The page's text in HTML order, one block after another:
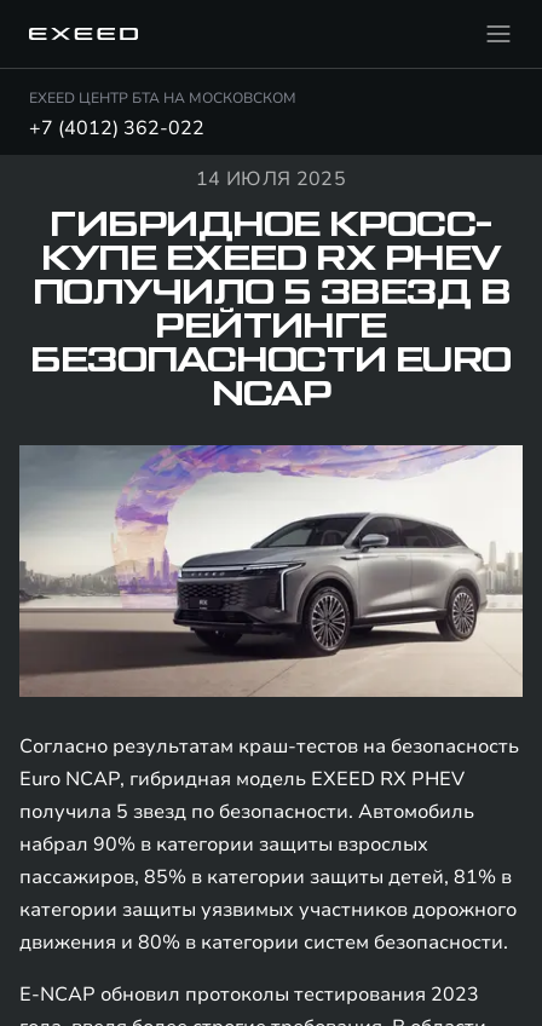
EXEED ЦЕНТР БТА НА МОСКОВСКОМ
+7 (4012) 362-022
14 ИЮЛЯ 2025
ГИБРИДНОЕ КРОСС-
КУПЕ EXEED RX PHEV
ПОЛУЧИЛО 5 ЗВЕЗД В
РЕЙТИНГЕ
БЕЗОПАСНОСТИ EURO
NCAP
Согласно результатам краш-тестов на безопасность
Euro NCAP, гибридная модель EXEED RX PHEV
получила 5 звезд по безопасности. Автомобиль
набрал 90% в категории защиты взрослых
пассажиров, 85% в категории защиты детей, 81% в
категории защиты уязвимых участников дорожного
движения и 80% в категории систем безопасности.
E-NCAP обновил протоколы тестирования 2023